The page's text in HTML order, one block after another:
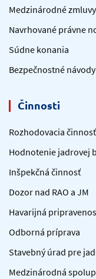
Medzinárodné zmluvy
Navrhované právne
Súdne konania
Bezpečnostné návody
Činnosti
Rozhodovacia
Hodnotenie jadrovej
Inšpekčná činnosť
Dozor nad RAO a JM
Havarijná
Odborná príprava
Stavebný úrad pre
Medzinárodná